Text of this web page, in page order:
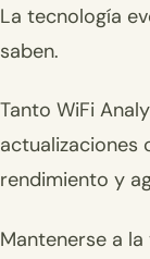
La tecnología
saben.
Tanto WiFi
actualizaciones
rendimiento y
Mantenerse a